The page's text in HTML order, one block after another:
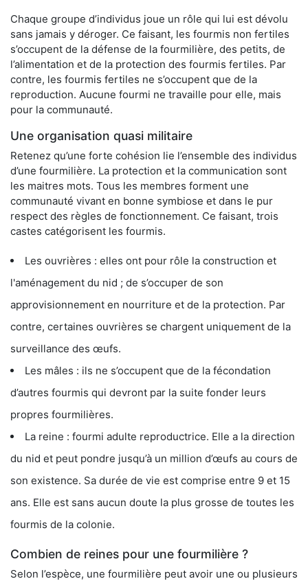
Chaque groupe d’individus joue un rôle qui lui est dévolu
sans jamais y déroger. Ce faisant, les fourmis non fertiles
s’occupent de la défense de la fourmilière, des petits, de
l’alimentation et de la protection des fourmis fertiles. Par
contre, les fourmis fertiles ne s’occupent que de la
reproduction. Aucune fourmi ne travaille pour elle, mais
pour la communauté.
Une organisation quasi militaire
Retenez qu’une forte cohésion lie l’ensemble des individus
d’une fourmilière. La protection et la communication sont
les maitres mots. Tous les membres forment une
communauté vivant en bonne symbiose et dans le pur
respect des règles de fonctionnement. Ce faisant, trois
castes catégorisent les fourmis.
Les ouvrières : elles ont pour rôle la construction et
l'aménagement du nid ; de s’occuper de son
approvisionnement en nourriture et de la protection. Par
contre, certaines ouvrières se chargent uniquement de la
surveillance des œufs.
Les mâles : ils ne s’occupent que de la fécondation
d’autres fourmis qui devront par la suite fonder leurs
propres fourmilières.
La reine : fourmi adulte reproductrice. Elle a la direction
du nid et peut pondre jusqu’à un million d’œufs au cours de
son existence. Sa durée de vie est comprise entre 9 et 15
ans. Elle est sans aucun doute la plus grosse de toutes les
fourmis de la colonie.
Combien de reines pour une fourmilière ?
Selon l’espèce, une fourmilière peut avoir une ou plusieurs